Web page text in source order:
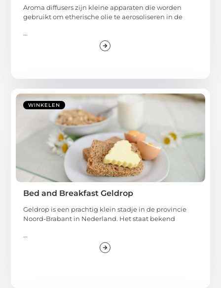
Aroma diffusers zijn kleine apparaten die worden
gebruikt om etherische olie te aerosoliseren in de
...
WINKELEN
Bed and Breakfast Geldrop
Geldrop is een prachtig klein stadje in de provincie
Noord-Brabant in Nederland. Het staat bekend
...